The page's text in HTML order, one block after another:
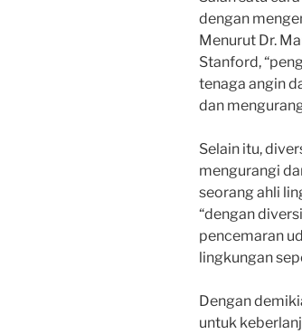
dengan
Menurut Dr.
Stanford,
tenaga angin
dan
Selain itu,
mengurangi
seorang ahli
“dengan
pencemaran
lingkungan
Dengan
untuk